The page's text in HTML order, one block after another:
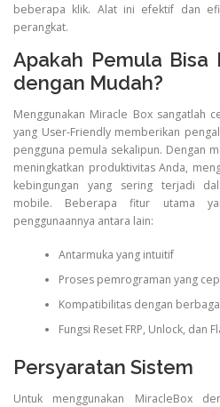
beberapa klik. Alat ini efektif dan
perangkat.
Apakah Pemula Bisa
dengan Mudah?
Menggunakan Miracle Box sangatlah
yang User-Friendly memberikan
pengguna pemula sekalipun. Dengan
meningkatkan produktivitas Anda,
kebingungan yang sering terjadi
mobile. Beberapa fitur utama
penggunaannya antara lain:
Antarmuka yang intuitif
Proses pemrograman yang
Kompatibilitas dengan
Fungsi Reset FRP, Unlock, dan
Persyaratan Sistem
Untuk menggunakan MiracleBox